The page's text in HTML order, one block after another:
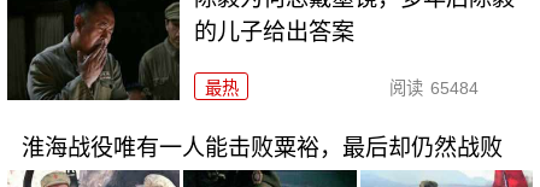
的儿子给出答案
最热 阅读 65484
淮海战役唯有一人能击败粟裕，最后却仍然战败